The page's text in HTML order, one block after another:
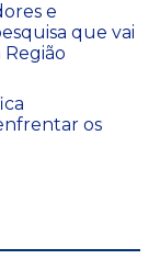
e
que vai
os